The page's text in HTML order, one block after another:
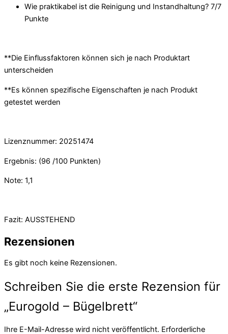
Wie praktikabel ist die Reinigung und Instandhaltung? 7/7
Punkte
**Die Einflussfaktoren können sich je nach Produktart
unterscheiden
**Es können spezifische Eigenschaften je nach Produkt
getestet werden
Lizenznummer: 20251474
Ergebnis: (96 /100 Punkten)
Note: 1,1
Fazit: AUSSTEHEND
Rezensionen
Es gibt noch keine Rezensionen.
Schreiben Sie die erste Rezension für
„Eurogold – Bügelbrett“
Ihre E-Mail-Adresse wird nicht veröffentlicht. Erforderliche